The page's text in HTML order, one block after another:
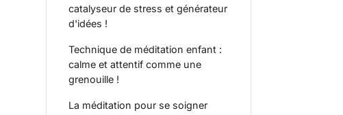
catalyseur de stress et générateur
d'idées !
Technique de méditation enfant :
calme et attentif comme une
grenouille !
La méditation pour se soigner